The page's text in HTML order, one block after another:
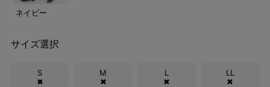
ネイビー
サイズ選択
S
✖
M
✖
L
✖
LL
✖